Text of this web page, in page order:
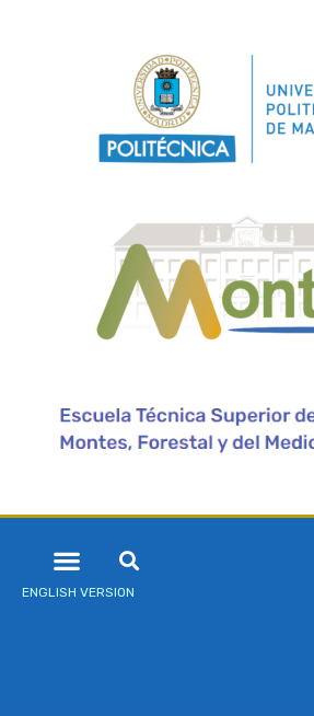
ENGLISH VERSION